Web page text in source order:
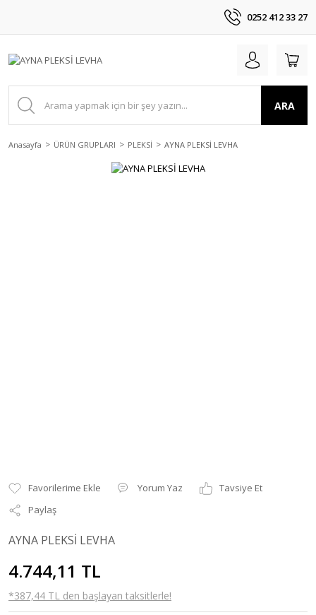
0252 412 33 27
ARA
Anasayfa ÜRÜN GRUPLARI PLEKSİ AYNA PLEKSİ LEVHA
Yorum Yaz
Tavsiye Et
Paylaş
AYNA PLEKSİ LEVHA
4.744,11 TL
*387,44 TL den başlayan taksitlerle!